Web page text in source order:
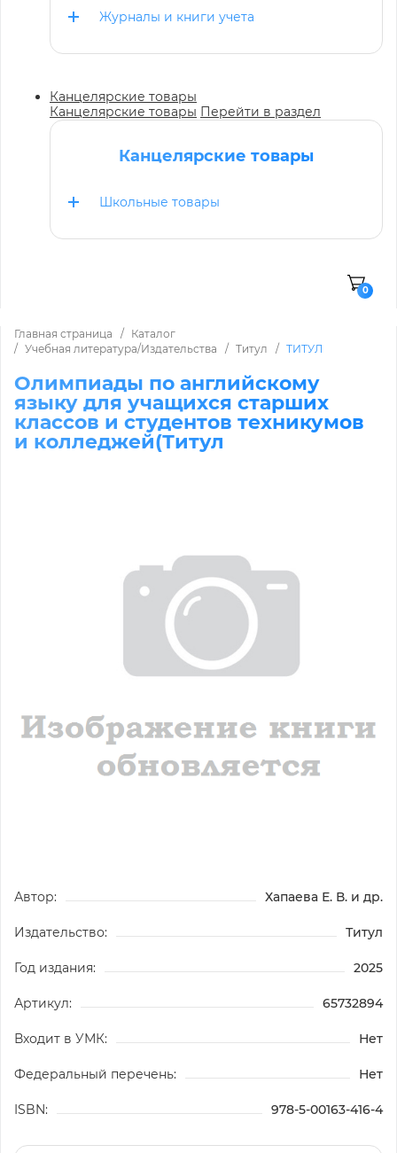
Журналы и книги учета
Канцелярские товары
Канцелярские товары Перейти в раздел
Канцелярские товары
Школьные товары
0
Главная страница
Каталог
Учебная литература/Издательства
Титул ТИТУЛ
Олимпиады по английскому
языку для учащихся старших
классов и студентов техникумов
и колледжей(Титул
Автор: Хапаева Е. В. и др.
Издательство: Титул
Год издания: 2025
Артикул: 65732894
Входит в УМК: Нет
Федеральный перечень: Нет
ISBN: 978-5-00163-416-4